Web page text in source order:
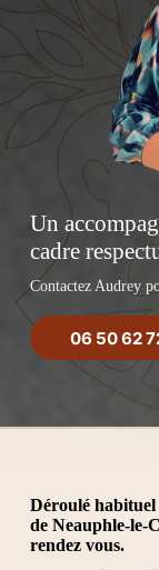
Un
cadre
Contactez Audrey
06 50 62
Déroulé habituel
de Neauphle-le-
rendez vous.